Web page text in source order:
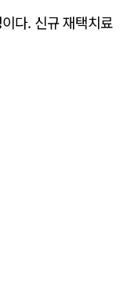
다. 신규 재택치료